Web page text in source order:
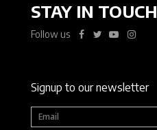
STAY IN TOUCH
Follow us
Signup to our newsletter